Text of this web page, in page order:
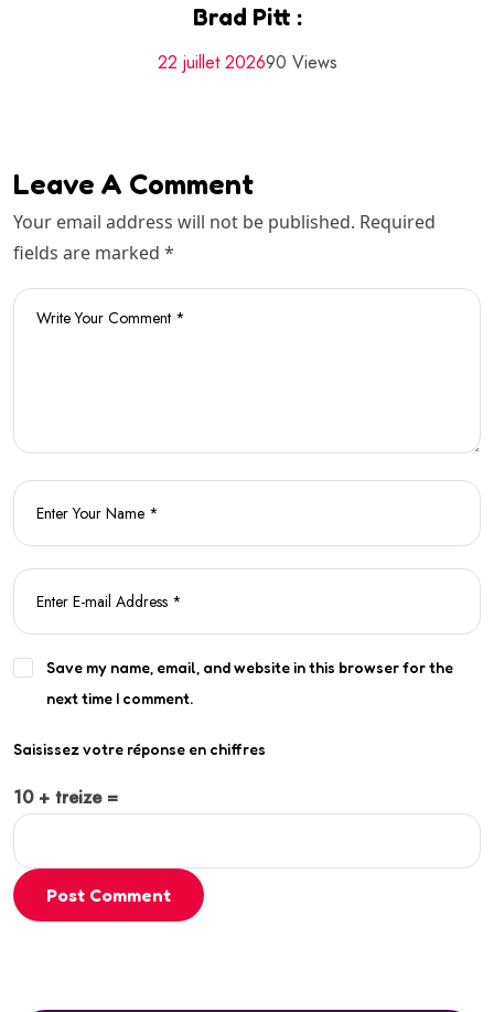
Brad Pitt :
22 juillet 202690 Views
Leave A Comment
Your email address will not be published. Required
fields are marked *
Save my name, email, and website in this browser for the
next time I comment.
Saisissez votre réponse en chiffres
10 + treize =
Post Comment